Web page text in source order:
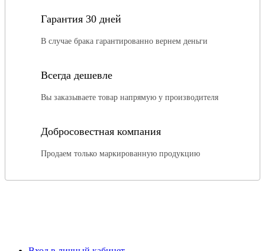
Гарантия 30 дней
В случае брака гарантированно вернем деньги
Всегда дешевле
Вы заказываете товар напрямую у производителя
Добросовестная компания
Продаем только маркированную продукцию